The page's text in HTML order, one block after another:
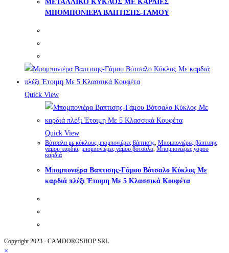
ΜΕΤΑΛΛΙΚΟ ΚΥΚΛΟΣ ΜΕ ΚΑΡΔΙΕΣ
ΜΠΟΜΠΟΝΙΕΡΑ ΒΑΠΤΙΣΗΣ-ΓΑΜΟΥ
Quick View
Quick View
Βότσαλα με κύκλους μπομπονιέρες βάπτισης Μπομπονιέρες βάπτισης
γάμου καρδιά μπομπονιέρες γάμου βότσαλο Μπομπονιέρες γάμου
καρδιά
Μπομπονιέρα Βαπτισης-Γάμου Βότσαλο Κύκλος Με
καρδιά πλέξι Έτοιμη Με 5 Κλασσικά Κουφέτα
Copyright 2023 - CAMDOROSHOP SRL
×